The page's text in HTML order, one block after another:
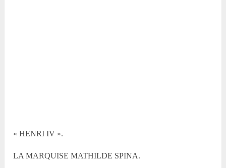
« HENRI IV ».
LA MARQUISE MATHILDE SPINA.